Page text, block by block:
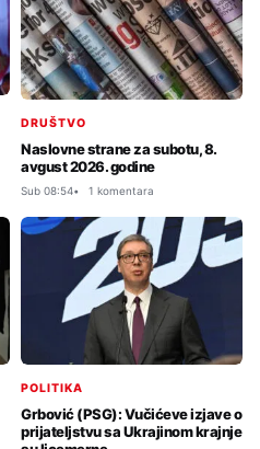
DRUŠTVO
Naslovne strane za subotu, 8.
avgust 2026. godine
Sub 08:54 1 komentara
POLITIKA
Grbović (PSG): Vučićeve izjave o
prijateljstvu sa Ukrajinom krajnje